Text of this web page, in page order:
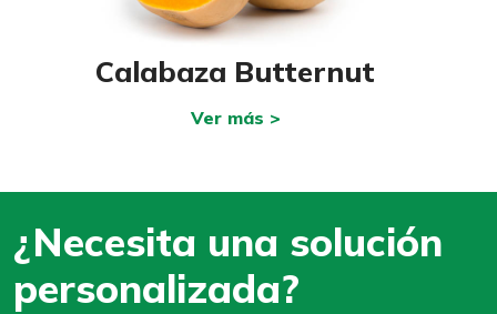
Calabaza Butternut
Ver más >
¿Necesita una solución
personalizada?